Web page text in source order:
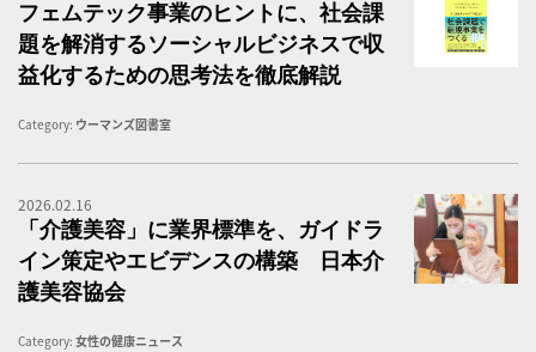
フェムテック事業のヒントに、社会課
題を解消するソーシャルビジネスで収
益化するための思考法を徹底解説
Category: ウーマンズ図書室
2026.02.16
「介護美容」に業界標準を、ガイドラ
イン策定やエビデンスの構築 日本介
護美容協会
Category: 女性の健康ニュース